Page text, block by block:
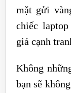
mặt gửi
chiếc
giá cạnh
Không
bạn sẽ